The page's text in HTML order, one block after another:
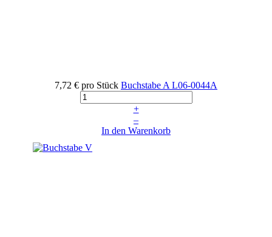
7,72 € pro Stück Buchstabe A L06-0044A
+
–
In den Warenkorb